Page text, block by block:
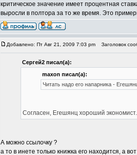
критическое значение имеет процентная
выросли в полтора за то же время. Это
Добавлено: Пт Авг 21, 2009 7:03 pm Заголовок
Сергей2 писал(а):
maxon писал(а):
Читать надо его напарника -
Согласен, Егешянц хороший
А можно ссылочку ?
а то в инете только книжка его находится, а